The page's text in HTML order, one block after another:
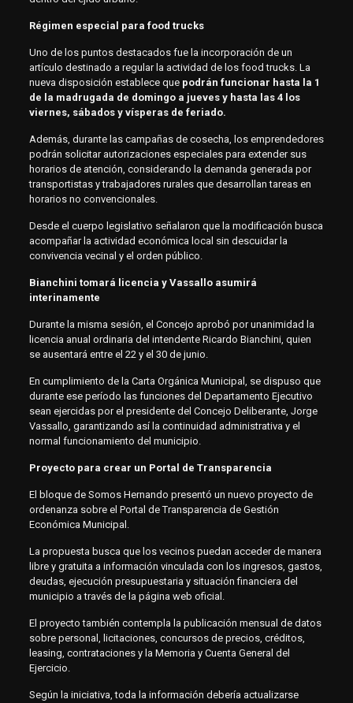
Régimen especial para food trucks
Uno de los puntos destacados fue la incorporación de un
artículo destinado a regular la actividad de los food trucks. La
nueva disposición establece que podrán funcionar hasta la 1
de la madrugada de domingo a jueves y hasta las 4 los
viernes, sábados y vísperas de feriado.
Además, durante las campañas de cosecha, los emprendedores
podrán solicitar autorizaciones especiales para extender sus
horarios de atención, considerando la demanda generada por
transportistas y trabajadores rurales que desarrollan tareas en
horarios no convencionales.
Desde el cuerpo legislativo señalaron que la modificación busca
acompañar la actividad económica local sin descuidar la
convivencia vecinal y el orden público.
Bianchini tomará licencia y Vassallo asumirá
interinamente
Durante la misma sesión, el Concejo aprobó por unanimidad la
licencia anual ordinaria del intendente Ricardo Bianchini, quien
se ausentará entre el 22 y el 30 de junio.
En cumplimiento de la Carta Orgánica Municipal, se dispuso que
durante ese período las funciones del Departamento Ejecutivo
sean ejercidas por el presidente del Concejo Deliberante, Jorge
Vassallo, garantizando así la continuidad administrativa y el
normal funcionamiento del municipio.
Proyecto para crear un Portal de Transparencia
El bloque de Somos Hernando presentó un nuevo proyecto de
ordenanza sobre el Portal de Transparencia de Gestión
Económica Municipal.
La propuesta busca que los vecinos puedan acceder de manera
libre y gratuita a información vinculada con los ingresos, gastos,
deudas, ejecución presupuestaria y situación financiera del
municipio a través de la página web oficial.
El proyecto también contempla la publicación mensual de datos
sobre personal, licitaciones, concursos de precios, créditos,
leasing, contrataciones y la Memoria y Cuenta General del
Ejercicio.
Según la iniciativa, toda la información debería actualizarse